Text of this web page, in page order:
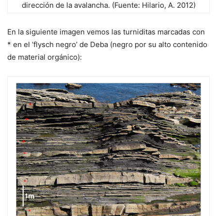
dirección de la avalancha. (Fuente: Hilario, A. 2012)
En la siguiente imagen vemos las turniditas marcadas con
* en el ‘flysch negro’ de Deba (negro por su alto contenido
de material orgánico):